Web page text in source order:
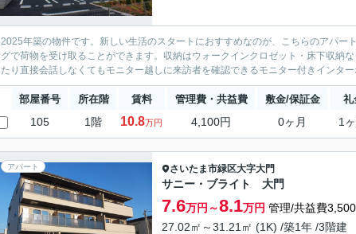
2025年築の物件です。新しい生活のスタートにおすすめなのが、こちらのアパー
グで荷物を受け取ることができます。収納はウォークインクロゼット・床下収納
たり直接会話しなくてもモニター越しに来訪者を確認できるモニター付きインタ
部屋番号 所在階 賃料 管理費・共益費 敷金/保証金 礼
105 1階 10.8万円 4,100円 0ヶ月 1
アパート さいたま市緑区大字大門
サニー・ブライト 大門
7.6万円～8.1万円 管理/共益費
27.02㎡～31.21㎡ (1K) /築1年 /3階建